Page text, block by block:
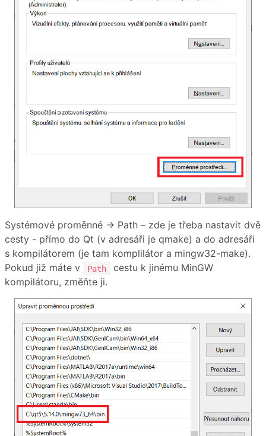
Systémové proměnné → Path – zde je třeba nastavit dvě
cesty - přímo do Qt (v adresáři je qmake) a do adresáři
s kompilátorem (je tam komplilátor a mingw32-make).
Pokud již máte v
Path
cestu k jinému MinGW
kompilátoru, změňte ji.